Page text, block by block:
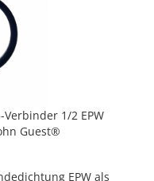
1/2 EPW
Guest®
EPW als